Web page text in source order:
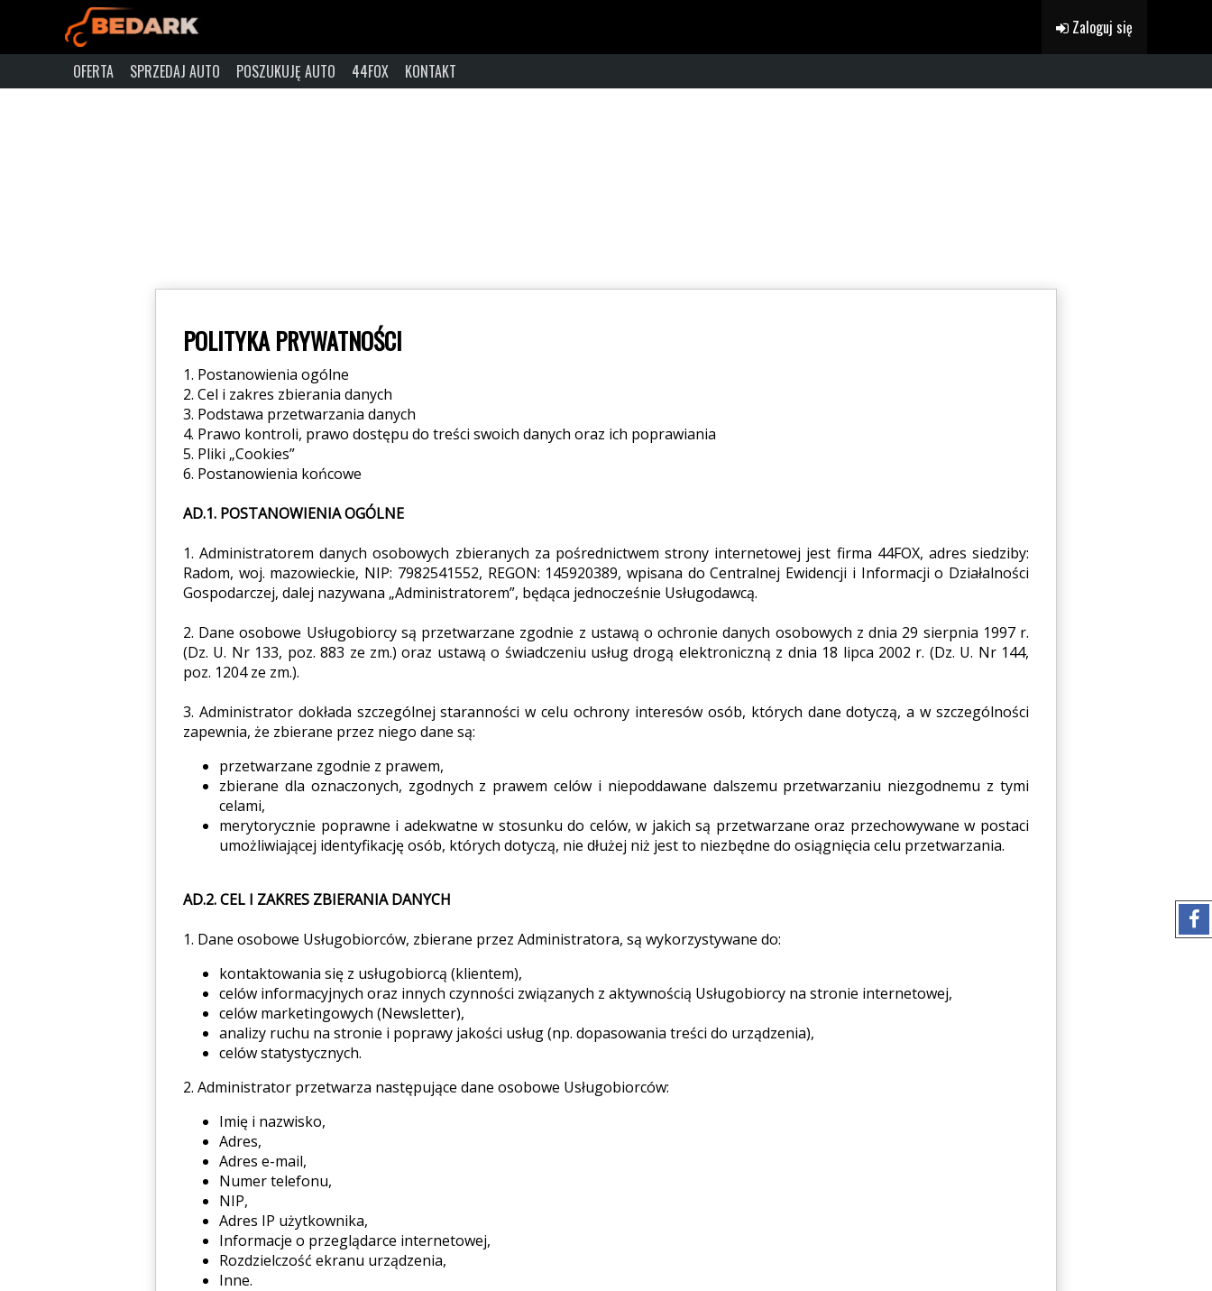
Zaloguj się
OFERTA SPRZEDAJ AUTO POSZUKUJĘ AUTO 44FOX KONTAKT
POLITYKA PRYWATNOŚCI
1. Postanowienia ogólne
2. Cel i zakres zbierania danych
3. Podstawa przetwarzania danych
4. Prawo kontroli, prawo dostępu do treści swoich danych oraz ich poprawiania
5. Pliki „Cookies”
6. Postanowienia końcowe
AD.1. POSTANOWIENIA OGÓLNE
1. Administratorem danych osobowych zbieranych za pośrednictwem strony internetowej jest firma 44FOX, adres siedziby:
Radom, woj. mazowieckie, NIP: 7982541552, REGON: 145920389, wpisana do Centralnej Ewidencji i Informacji o Działalności
Gospodarczej, dalej nazywana „Administratorem”, będąca jednocześnie Usługodawcą.
2. Dane osobowe Usługobiorcy są przetwarzane zgodnie z ustawą o ochronie danych osobowych z dnia 29 sierpnia 1997 r.
(Dz. U. Nr 133, poz. 883 ze zm.) oraz ustawą o świadczeniu usług drogą elektroniczną z dnia 18 lipca 2002 r. (Dz. U. Nr 144,
poz. 1204 ze zm.).
3. Administrator dokłada szczególnej staranności w celu ochrony interesów osób, których dane dotyczą, a w szczególności
zapewnia, że zbierane przez niego dane są:
przetwarzane zgodnie z prawem,
zbierane dla oznaczonych, zgodnych z prawem celów i niepoddawane dalszemu przetwarzaniu niezgodnemu z tymi
celami,
merytorycznie poprawne i adekwatne w stosunku do celów, w jakich są przetwarzane oraz przechowywane w postaci
umożliwiającej identyfikację osób, których dotyczą, nie dłużej niż jest to niezbędne do osiągnięcia celu przetwarzania.
AD.2. CEL I ZAKRES ZBIERANIA DANYCH
1. Dane osobowe Usługobiorców, zbierane przez Administratora, są wykorzystywane do:
kontaktowania się z usługobiorcą (klientem),
celów informacyjnych oraz innych czynności związanych z aktywnością Usługobiorcy na stronie internetowej,
celów marketingowych (Newsletter),
analizy ruchu na stronie i poprawy jakości usług (np. dopasowania treści do urządzenia),
celów statystycznych.
2. Administrator przetwarza następujące dane osobowe Usługobiorców:
Imię i nazwisko,
Adres,
Adres e-mail,
Numer telefonu,
NIP,
Adres IP użytkownika,
Informacje o przeglądarce internetowej,
Rozdzielczość ekranu urządzenia,
Inne.